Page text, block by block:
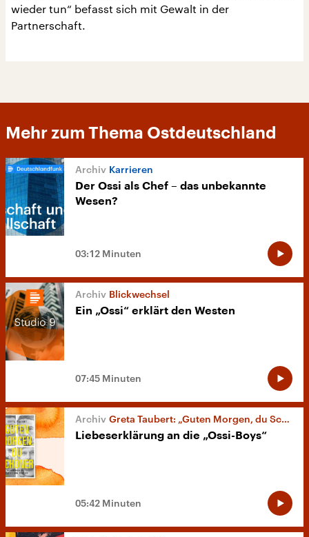
wieder tun“ befasst sich mit Gewalt in der
Partnerschaft.
Mehr zum Thema Ostdeutschland
Karrieren
Der Ossi als Chef – das unbekannte
Wesen?
03:12 Minuten
Blickwechsel
Ein „Ossi“ erklärt den Westen
07:45 Minuten
Greta Taubert: „Guten Morgen, du Schöner“
Liebeserklärung an die „Ossi-Boys“
05:42 Minuten